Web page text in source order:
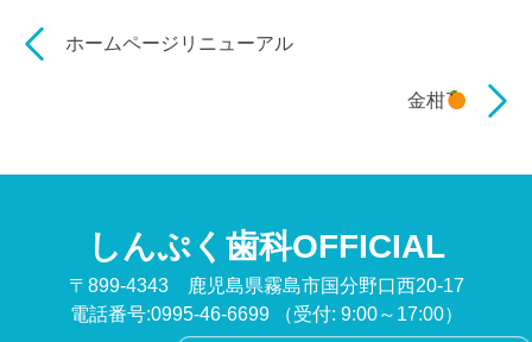
ホームページリニューアル
金柑
しんぷく歯科OFFICIAL
〒899-4343 鹿児島県霧島市国分野口西20-17
電話番号:0995-46-6699
（受付: 9:00～17:00）